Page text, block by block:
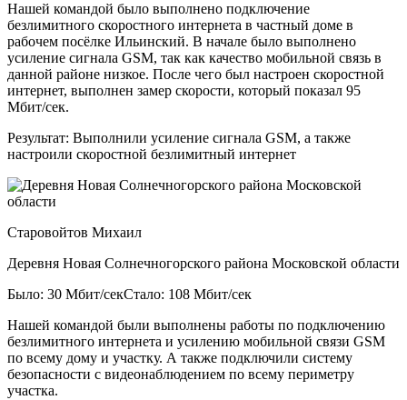
Нашей командой было выполнено подключение
безлимитного скоростного интернета в частный доме в
рабочем посёлке Ильинский. В начале было выполнено
усиление сигнала GSM, так как качество мобильной связь в
данной районе низкое. После чего был настроен скоростной
интернет, выполнен замер скорости, который показал 95
Мбит/сек.
Результат: Выполнили усиление сигнала GSM, а также
настроили скоростной безлимитный интернет
Старовойтов Михаил
Деревня Новая Солнечногорского района Московской области
Было: 30 Мбит/секСтало: 108 Мбит/сек
Нашей командой были выполнены работы по подключению
безлимитного интернета и усилению мобильной связи GSM
по всему дому и участку. А также подключили систему
безопасности с видеонаблюдением по всему периметру
участка.